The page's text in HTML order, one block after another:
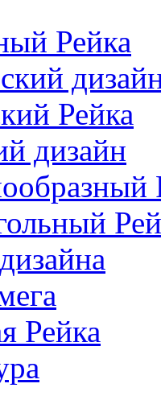
Рейка
Рейка
дизайн
Рейка